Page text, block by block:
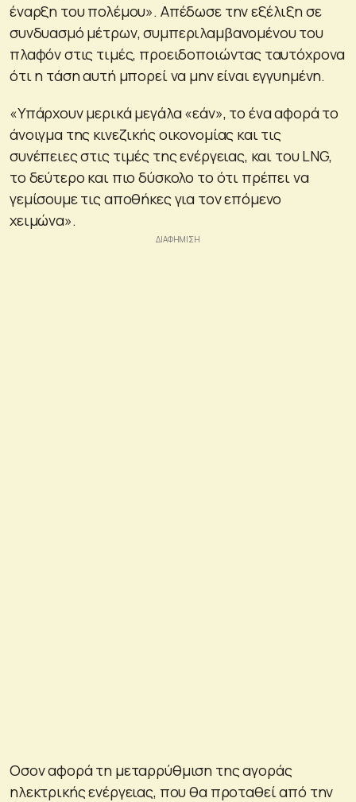
έναρξη του πολέμου». Απέδωσε την εξέλιξη σε
συνδυασμό μέτρων, συμπεριλαμβανομένου του
πλαφόν στις τιμές, προειδοποιώντας ταυτόχρονα
ότι η τάση αυτή μπορεί να μην είναι εγγυημένη.
«Υπάρχουν μερικά μεγάλα «εάν», το ένα αφορά το
άνοιγμα της κινεζικής οικονομίας και τις
συνέπειες στις τιμές της ενέργειας, και του LNG,
το δεύτερο και πιο δύσκολο το ότι πρέπει να
γεμίσουμε τις αποθήκες για τον επόμενο
χειμώνα».
Οσον αφορά τη μεταρρύθμιση της αγοράς
ηλεκτρικής ενέργειας, που θα προταθεί από την